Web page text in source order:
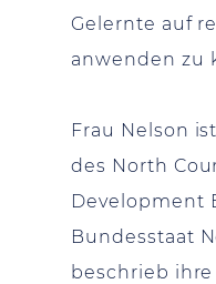
Gelernte auf
anwenden zu
Frau Nelson
des North
Development
Bundesstaat
beschrieb